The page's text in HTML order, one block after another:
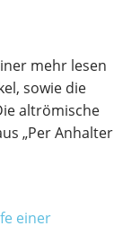
mehr lesen
sowie die
altrömische
„Per Anhalter
einer